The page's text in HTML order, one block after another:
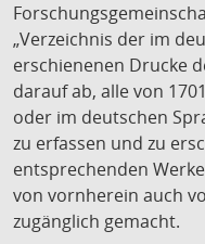
„Verzeichnis der im
erschienenen Drucke
darauf ab, alle von
oder im deutschen
zu erfassen und zu
entsprechenden
von vornherein auch
zugänglich gemacht.